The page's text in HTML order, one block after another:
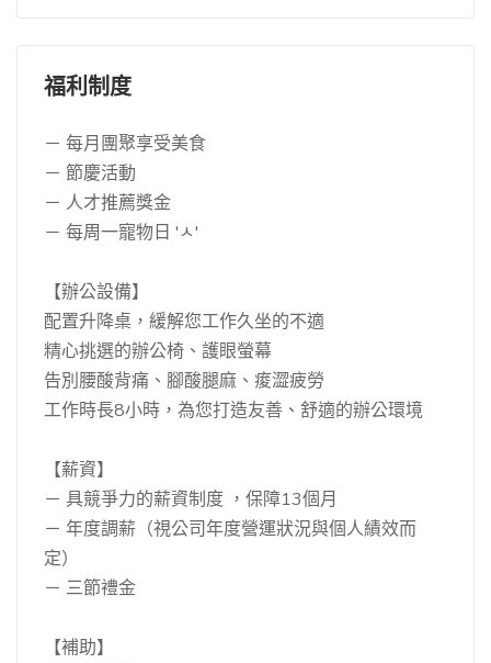
福利制度
－ 每月團聚享受美食
－ 節慶活動
－ 人才推薦獎金
－ 每周一寵物日 'ㅅ'
【辦公設備】
配置升降桌，緩解您工作久坐的不適
精心挑選的辦公椅、護眼螢幕
告別腰酸背痛、腳酸腿麻、痠澀疲勞
工作時長8小時，為您打造友善、舒適的辦公環境
【薪資】
－ 具競爭力的薪資制度 ，保障13個月
－ 年度調薪（視公司年度營運狀況與個人績效而
定）
－ 三節禮金
【補助】